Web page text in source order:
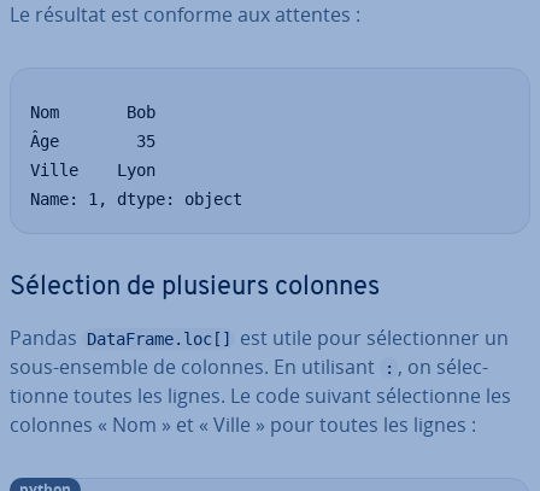
Le résultat est conforme aux attentes :
Nom       Bob
Âge        35
Ville    Lyon
Name: 1, dtype: object
Sélection de plusieurs colonnes
Pandas DataFrame.loc[]
est utile pour sé­lec­tion­ner un
sous-ensemble de colonnes. En utilisant
: , on sé­lec­
tionne toutes les lignes. Le code suivant sé­lec­tionne les
colonnes « Nom » et « Ville » pour toutes les lignes :